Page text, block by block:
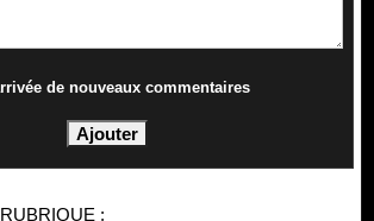
de nouveaux commentaires
: